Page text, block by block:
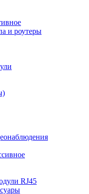
и роутеры
RJ45